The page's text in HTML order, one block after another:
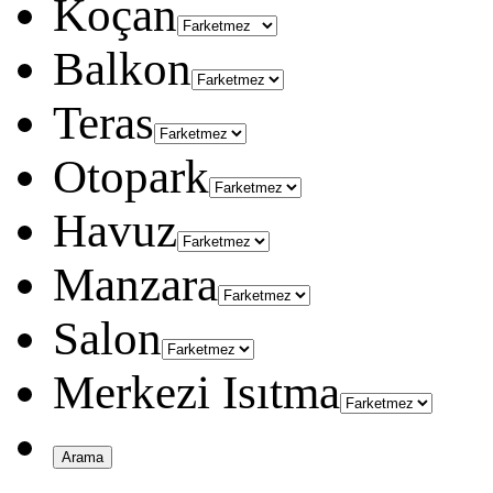
Koçan
Balkon
Teras
Otopark
Havuz
Manzara
Salon
Merkezi Isıtma